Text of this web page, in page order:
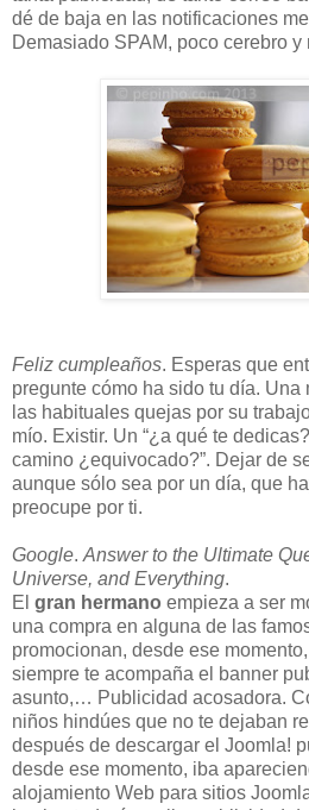
dé de baja en las notificaciones
Demasiado SPAM, poco cerebro y
Feliz cumpleaños. Esperas que
pregunte cómo ha sido tu día. Una
las habituales quejas por su
mío. Existir. Un “¿a qué te
camino ¿equivocado?”. Dejar de
aunque sólo sea por un día, que
preocupe por ti.
Google. Answer to the Ultimate
Universe, and Everything.
El gran hermano empieza a ser
una compra en alguna de las
promocionan, desde ese
siempre te acompaña el banner
asunto,… Publicidad acosadora.
niños hindúes que no te dejaban
después de descargar el Joomla!
desde ese momento, iba
alojamiento Web para sitios